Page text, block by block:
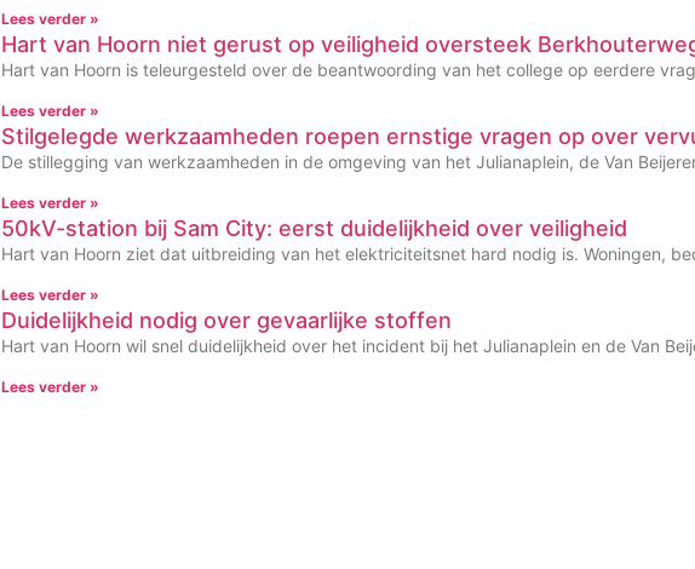
Lees verder »
Hart van Hoorn niet gerust op veiligheid oversteek
Hart van Hoorn is teleurgesteld over de beantwoording van het college op eerdere
Lees verder »
Stilgelegde werkzaamheden roepen ernstige vragen op over
De stillegging van werkzaamheden in de omgeving van het Julianaplein, de Van
Lees verder »
50kV-station bij Sam City: eerst duidelijkheid over veiligheid
Hart van Hoorn ziet dat uitbreiding van het elektriciteitsnet hard nodig is. Woningen,
Lees verder »
Duidelijkheid nodig over gevaarlijke stoffen
Hart van Hoorn wil snel duidelijkheid over het incident bij het Julianaplein en de Van
Lees verder »